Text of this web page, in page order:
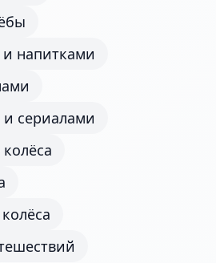
и напитками
и сериалами